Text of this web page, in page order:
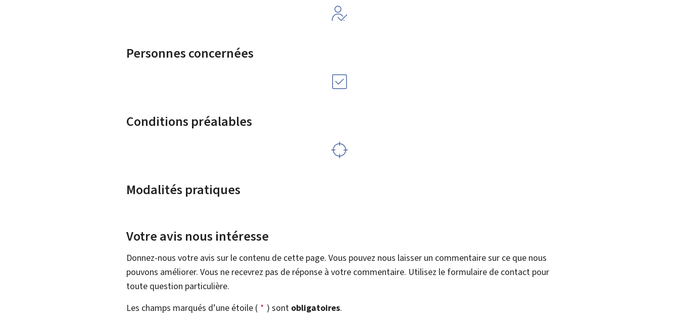
Personnes concernées
Conditions préalables
Modalités pratiques
Votre avis nous intéresse
Donnez-nous votre avis sur le contenu de cette page. Vous pouvez nous laisser un commentaire sur ce que nous
pouvons améliorer. Vous ne recevrez pas de réponse à votre commentaire. Utilisez le formulaire de contact pour
toute question particulière.
Les champs marqués d’une étoile ( * ) sont obligatoires.